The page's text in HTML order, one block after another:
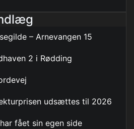
– Arnevangen 15
2 i Rødding
udsættes til 2026
fået sin egen side